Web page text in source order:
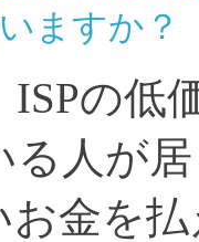
ますか？
ISPの低
る人が
お金を